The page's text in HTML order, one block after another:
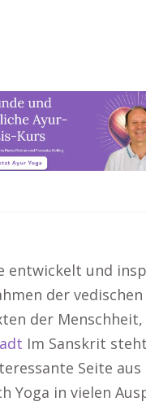
entwickelt und
der
der
Im Sanskrit
Seite
Yoga in vielen